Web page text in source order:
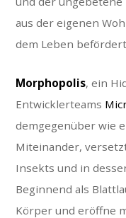
aus der eigenen
dem Leben
Morphopolis, ein
Entwicklerteams
demgegenüber wie
Miteinander,
Insekts und in
Beginnend als
Körper und eröffne